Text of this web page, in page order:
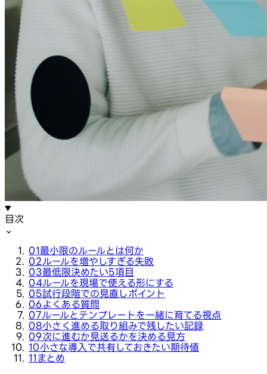
目次
⌄
01最小限のルールとは何か
02ルールを増やしすぎる失敗
03最低限決めたい5項目
04ルールを現場で使える形にする
05試行段階での見直しポイント
06よくある質問
07ルールとテンプレートを一緒に育てる視点
08小さく進める取り組みで残したい記録
09次に進むか見送るかを決める見方
10小さな導入で共有しておきたい期待値
11 まとめ